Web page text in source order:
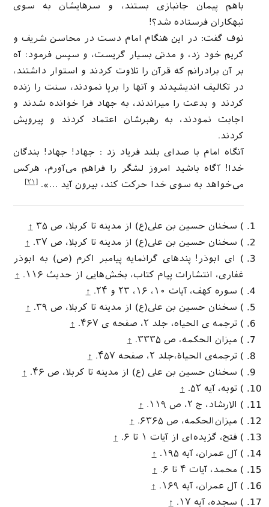
باهم پیمان جانبازی بستند، و سرهایشان به سوی
تبهکاران فرستاده شد؟!
نوف گفت: در این هنگام امام دست در محاسن شریف و
کریم خود زد، و مدتی بسیار گریست، و سپس فرمود: آه
بر آن برادرانم که قرآن را تلاوت کردند و استوار داشتند،
در تکالیف اندیشیدند و آنها را برپا نمودند، سنت را زنده
کردند و بدعت را میراندند، به جهاد فرا خوانده شدند و
اجابت نمودند، به رهبرشان اعتماد کردند و پیرویش
کردند.
آنگاه امام با صدای بلند فریاد زد : جهاد! جهاد! بندگان
خدا! آگاه باشید امروز لشگر را فراهم می‌آورم، هرکس
می‌خواهد به سوی خدا حرکت کند، بیرون آید …».[۲۱]
) سخنان حسین بن علی‌(ع) از مدینه تا کربلا، ص ۳۵
↑
) سخنان حسین بن علی‌(ع) از مدینه تا کربلا، ص ۳۷.
↑
) ای ابوذر! پندهای گرانمایه پیامبر اکرم (ص) به ابوذر
غفاری، انتشارات پیام کتاب، بخش‌هایی از حدیث ۱۱۶.
↑
) سوره کهف، آیات ۱۰، ۱۶، ۲۳ و ۲۴.
↑
) سخنان حسین بن علی(ع) از مدینه تا کربلا، ص ۳۹.
↑
) ترجمه ی الحیاه، جلد ۲، صفحه ی ۴۶۷.
↑
) میزان الحکمه، ص ۳۳۳۵.
↑
) ترجمه‌ی الحیاة،جلد ۲، صفحه ۴۵۷.
↑
) سخنان حسین بن علی (ع) از مدینه تا کربلا، ص ۴۶.
↑
) توبه، آیه ۵۲.
↑
) الارشاد، ج ۲، ص ۱۱۹.
↑
) میزان‌الحکمه، ص ۶۳۶۵.
↑
) فتح، گزیده‌ای از آیات ۱ تا ۶.
↑
) آل عمران، آیه ۱۹۵.
↑
) محمد، آیات ۴ تا ۶.
↑
) آل عمران، آیه ۱۶۹.
↑
) سجده، آیه ۱۷.
↑